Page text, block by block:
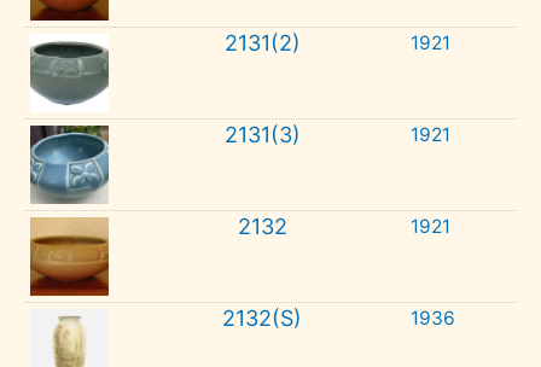
2131(2) 1921
2131(3) 1921
2132 1921
2132(S) 1936